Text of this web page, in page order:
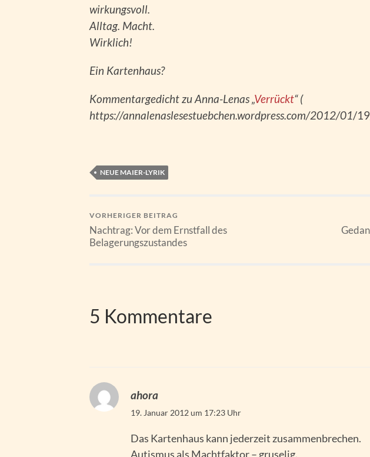
wirkungsvoll.
Alltag. Macht.
Wirklich!
Ein Kartenhaus?
Kommentargedicht zu Anna-Lenas „ Verrückt“ (
https://annalenaslesestuebchen.wordpress.com/2012/01/
NEUE MAIER-LYRIK
VORHERIGER BEITRAG
Nachtrag: Vor dem Ernstfall des
Belagerungszustandes
5 Kommentare
ahora
19. Januar 2012 um 17:23 Uhr
Das Kartenhaus kann jederzeit zusammenbrechen.
Autismus als Machtfaktor – gruselig.